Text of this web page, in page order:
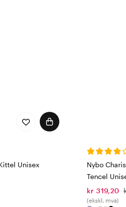
Unisex
Nybo
Tencel
kr 319,20
(ekskl. mva)